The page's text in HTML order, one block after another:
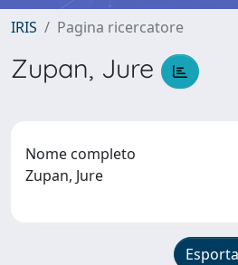
IRIS Pagina ricercatore
Zupan, Jure
Nome completo
Zupan, Jure